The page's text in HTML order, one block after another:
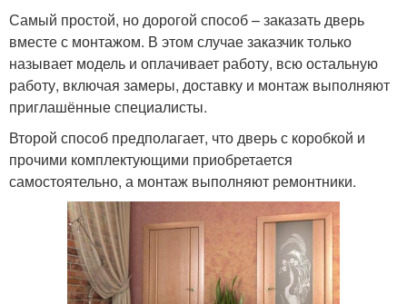
Самый простой, но дорогой способ – заказать дверь
вместе с монтажом. В этом случае заказчик только
называет модель и оплачивает работу, всю остальную
работу, включая замеры, доставку и монтаж выполняют
приглашённые специалисты.
Второй способ предполагает, что дверь с коробкой и
прочими комплектующими приобретается
самостоятельно, а монтаж выполняют ремонтники.